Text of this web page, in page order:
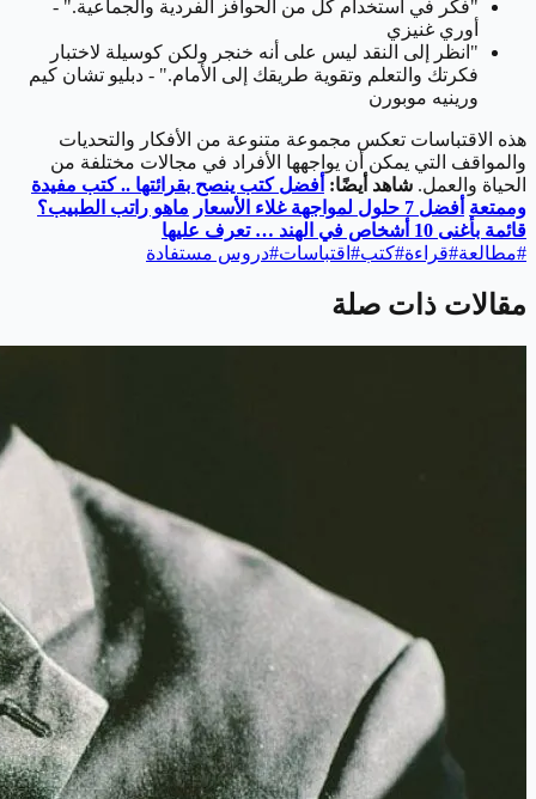
"فكر في استخدام كل من الحوافز الفردية والجماعية." -
أوري غنيزي
"انظر إلى النقد ليس على أنه خنجر ولكن كوسيلة لاختبار
فكرتك والتعلم وتقوية طريقك إلى الأمام." - دبليو تشان كيم
ورينيه موبورن
هذه الاقتباسات تعكس مجموعة متنوعة من الأفكار والتحديات
والمواقف التي يمكن أن يواجهها الأفراد في مجالات مختلفة من
الحياة والعمل. شاهد أيضًا: أفضل كتب ينصح بقرائتها .. كتب مفيدة
وممتعة أفضل 7 حلول لمواجهة غلاء الأسعار
ماهو راتب الطبيب؟
قائمة بأغنى 10 أشخاص في الهند … تعرف عليها
#مطالعة#قراءة#كتب# اقتباسات#دروس مستفادة
مقالات ذات صلة